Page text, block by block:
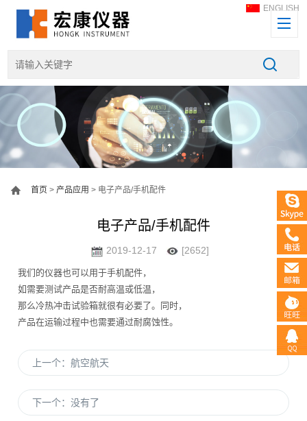
ENGLISH
首页 >产品应用 > 电子产品/手机配件
电子产品/手机配件
2019-12-17 [2652]
我们的仪器也可以用于手机配件，
如需要测试产品是否耐高温或低温，
那么冷热冲击试验箱就很有必要了。同时，
产品在运输过程中也需要通过耐腐蚀性。
上一个：航空航天
下一个：没有了